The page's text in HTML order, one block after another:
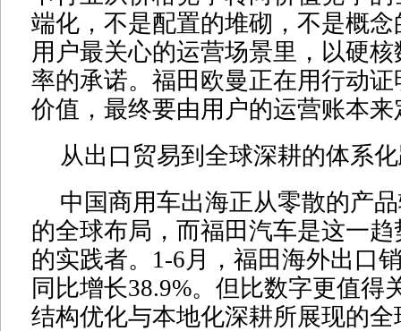
端化，不是配置的堆砌，不是概
用户最关心的运营场景里，以硬
率的承诺。福田欧曼正在用行动
价值，最终要由用户的运营账本来
从出口贸易到全球深耕的体系
中国商用车出海正从零散的产
的全球布局，而福田汽车是这一
的实践者。1-6月，福田海外出口
同比增长38.9%。但比数字更值得
结构优化与本地化深耕所展现的